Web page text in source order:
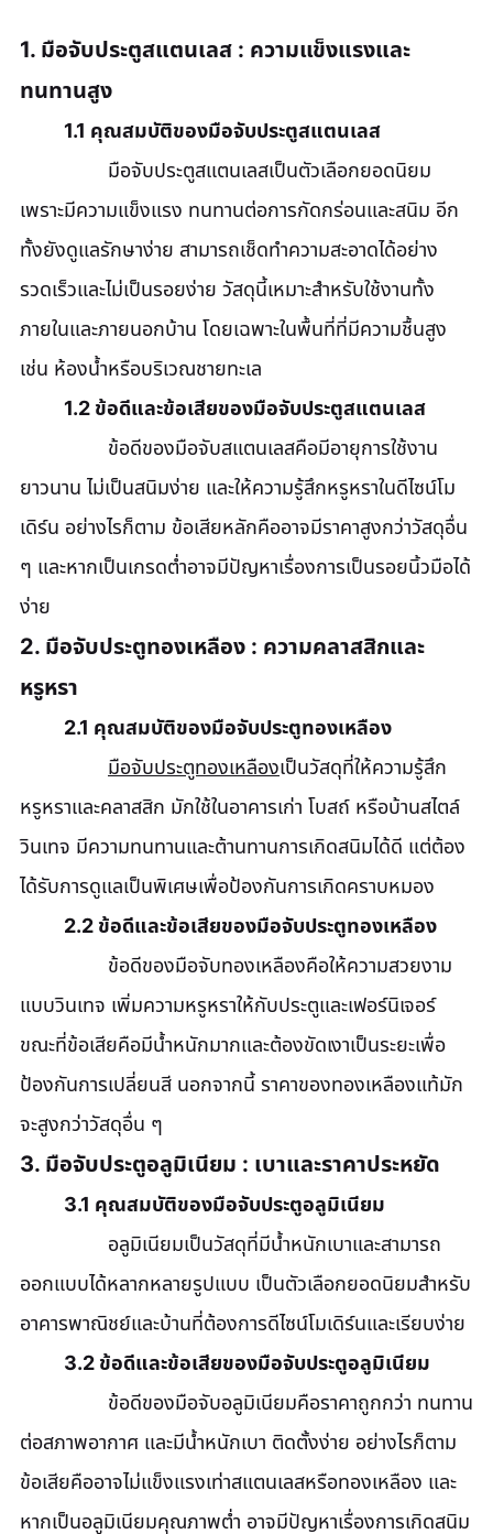
1. มือจับประตูสแตนเลส : ความแข็งแรงและ
ทนทานสูง
	1.1 คุณสมบัติของมือจับประตูสแตนเลส
เพราะมีความแข็งแรง ทนทานต่อการกัดกร่อนและสนิม อีก
ทั้งยังดูแลรักษาง่าย สามารถเช็ดทำความสะอาดได้อย่าง
รวดเร็วและไม่เป็นรอยง่าย วัสดุนี้เหมาะสำหรับใช้งานทั้ง
ภายในและภายนอกบ้าน โดยเฉพาะในพื้นที่ที่มีความชื้นสูง
เช่น ห้องน้ำหรือบริเวณชายทะเล
	1.2 ข้อดีและข้อเสียของมือจับประตูสแตนเลส
ยาวนาน ไม่เป็นสนิมง่าย และให้ความรู้สึกหรูหราในดีไซน์โม
เดิร์น อย่างไรก็ตาม ข้อเสียหลักคืออาจมีราคาสูงกว่าวัสดุอื่น
ๆ และหากเป็นเกรดต่ำอาจมีปัญหาเรื่องการเป็นรอยนิ้วมือได้
ง่าย
2. มือจับประตูทองเหลือง : ความคลาสสิกและ
หรูหรา
	2.1 คุณสมบัติของมือจับประตูทองเหลือง
มือจับประตูทองเหลืองเป็นวัสดุที่ให้ความรู้สึก
หรูหราและคลาสสิก มักใช้ในอาคารเก่า โบสถ์ หรือบ้านสไตล์
วินเทจ มีความทนทานและต้านทานการเกิดสนิมได้ดี แต่ต้อง
ได้รับการดูแลเป็นพิเศษเพื่อป้องกันการเกิดคราบหมอง
	2.2 ข้อดีและข้อเสียของมือจับประตูทองเหลือง
แบบวินเทจ เพิ่มความหรูหราให้กับประตูและเฟอร์นิเจอร์
ขณะที่ข้อเสียคือมีน้ำหนักมากและต้องขัดเงาเป็นระยะเพื่อ
ป้องกันการเปลี่ยนสี นอกจากนี้ ราคาของทองเหลืองแท้มัก
จะสูงกว่าวัสดุอื่น ๆ
3. มือจับประตูอลูมิเนียม : เบาและราคาประหยัด
	3.1 คุณสมบัติของมือจับประตูอลูมิเนียม
ออกแบบได้หลากหลายรูปแบบ เป็นตัวเลือกยอดนิยมสำหรับ
อาคารพาณิชย์และบ้านที่ต้องการดีไซน์โมเดิร์นและเรียบง่าย
	3.2 ข้อดีและข้อเสียของมือจับประตูอลูมิเนียม
ต่อสภาพอากาศ และมีน้ำหนักเบา ติดตั้งง่าย อย่างไรก็ตาม
ข้อเสียคืออาจไม่แข็งแรงเท่าสแตนเลสหรือทองเหลือง และ
หากเป็นอลูมิเนียมคุณภาพต่ำ อาจมีปัญหาเรื่องการเกิดสนิม